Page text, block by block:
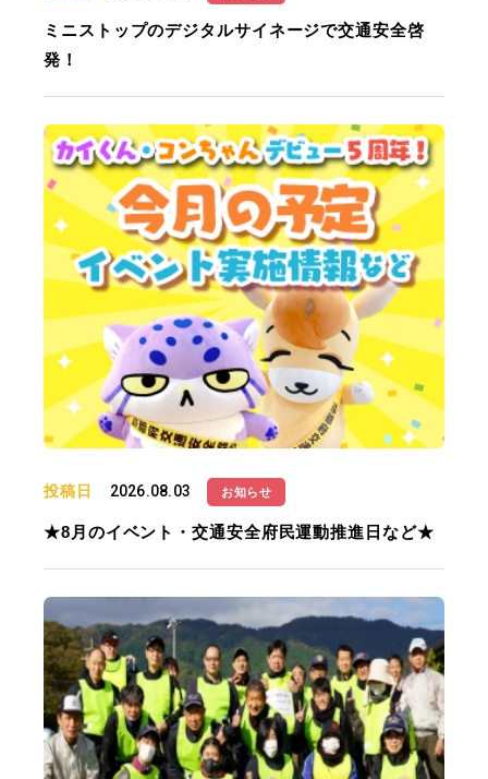
ミニストップのデジタルサイネージで交通安全啓
発！
投稿日 2026.08.03 お知らせ
★8月のイベント・交通安全府民運動推進日など★